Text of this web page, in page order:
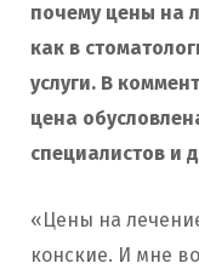
почему цены на
как в
услуги. В
цена
специалистов и
«Цены на
конские. И мне